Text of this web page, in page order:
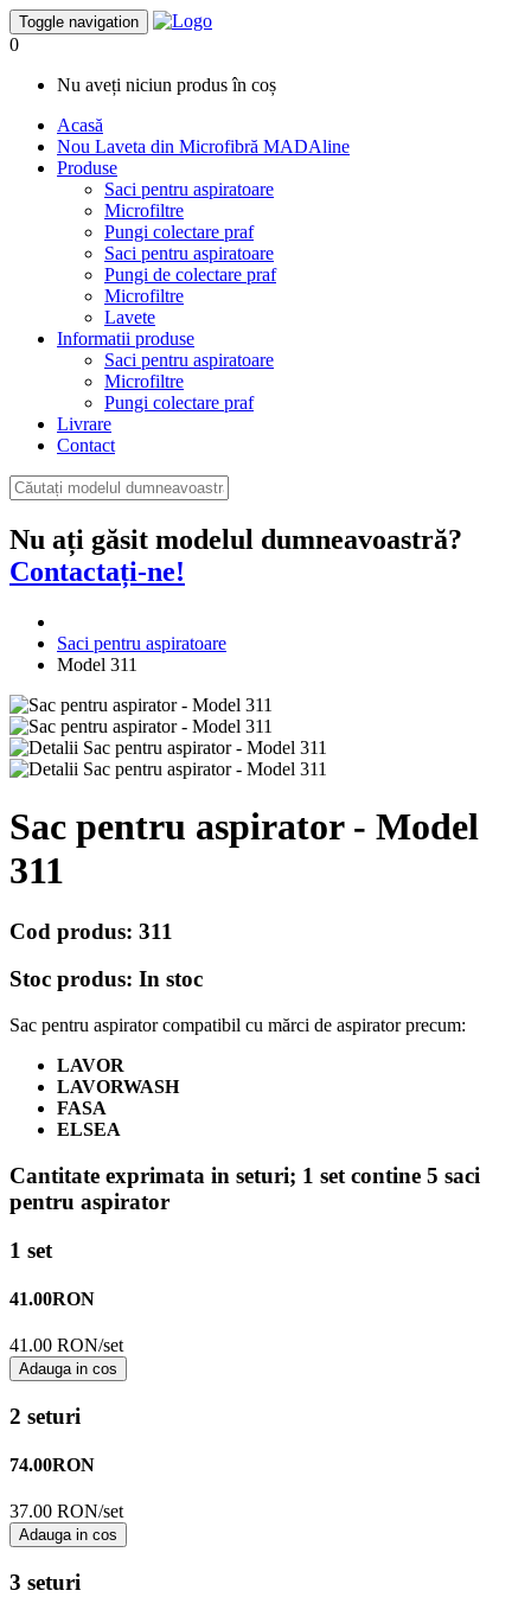
Toggle navigation
0
Nu aveți niciun produs în coș
Acasă
Nou Laveta din Microfibră MADAline
Produse
Saci pentru aspiratoare
Microfiltre
Pungi colectare praf
Saci pentru aspiratoare
Pungi de colectare praf
Microfiltre
Lavete
Informatii produse
Saci pentru aspiratoare
Microfiltre
Pungi colectare praf
Livrare
Contact
Nu ați găsit modelul dumneavoastră?
Contactați-ne!
Saci pentru aspiratoare
Model 311
Sac pentru aspirator - Model
311
Cod produs: 311
Stoc produs: In stoc
Sac pentru aspirator compatibil cu mărci de aspirator precum:
LAVOR
LAVORWASH
FASA
ELSEA
Cantitate exprimata in seturi; 1 set contine 5 saci
pentru aspirator
1 set
41.00RON
41.00 RON/set
Adauga in cos
2 seturi
74.00RON
37.00 RON/set
Adauga in cos
3 seturi